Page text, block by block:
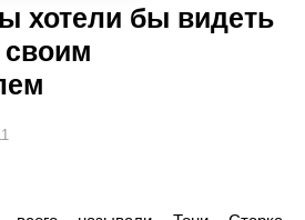
хотели бы видеть
своим